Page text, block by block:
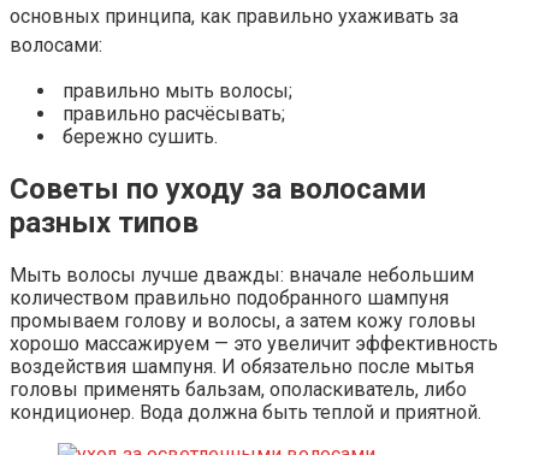
основных принципа, как правильно ухаживать за
волосами:
правильно мыть волосы;
правильно расчёсывать;
бережно сушить.
Советы по уходу за волосами
разных типов
Мыть волосы лучше дважды: вначале небольшим
количеством правильно подобранного шампуня
промываем голову и волосы, а затем кожу головы
хорошо массажируем — это увеличит эффективность
воздействия шампуня. И обязательно после мытья
головы применять бальзам, ополаскиватель, либо
кондиционер. Вода должна быть теплой и приятной.